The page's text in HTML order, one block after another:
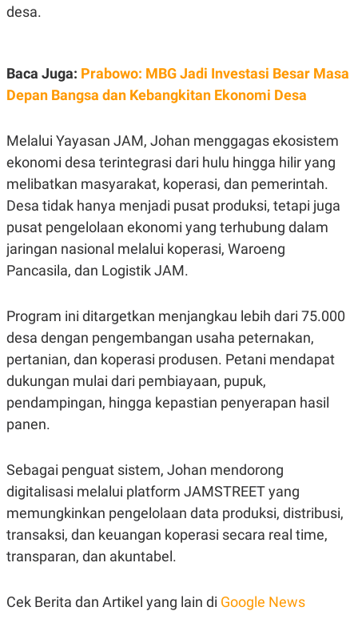
G
C
E
T
R
I
T
E
E
P
P
E
R
A
D
E
R
T
I
I
N
G
G
M
E
I
A
.
I
SITEMAP PROFILETERM
OF
USE
PEDOMAN
PEMBERITAAN
SIBER
PRIVACY
desa.
Baca Juga: Prabowo: MBG Jadi Investasi Besar Masa
Depan Bangsa dan Kebangkitan Ekonomi Desa
Melalui Yayasan JAM, Johan menggagas ekosistem
ekonomi desa terintegrasi dari hulu hingga hilir yang
melibatkan masyarakat, koperasi, dan pemerintah.
Desa tidak hanya menjadi pusat produksi, tetapi juga
pusat pengelolaan ekonomi yang terhubung dalam
jaringan nasional melalui koperasi, Waroeng
Pancasila, dan Logistik JAM.
Program ini ditargetkan menjangkau lebih dari 75.000
desa dengan pengembangan usaha peternakan,
pertanian, dan koperasi produsen. Petani mendapat
dukungan mulai dari pembiayaan, pupuk,
pendampingan, hingga kepastian penyerapan hasil
panen.
Sebagai penguat sistem, Johan mendorong
digitalisasi melalui platform JAMSTREET yang
memungkinkan pengelolaan data produksi, distribusi,
transaksi, dan keuangan koperasi secara real time,
transparan, dan akuntabel.
Cek Berita dan Artikel yang lain di Google News